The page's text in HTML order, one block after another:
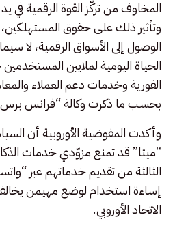
المخاوف من تركّز القوة الرقمية في
وتأثير ذلك على حقوق المستهلكين،
الوصول إلى الأسواق الرقمية، لا
الحياة اليومية لملايين
الفورية وخدمات دعم العملاء
بحسب ما ذكرت وكالة “فرانس
وأكدت المفوضية الأوروبية أن
“ميتا” قد تمنع مزوّدي خدمات
الثالثة من تقديم خدماتهم عبر
إساءة استخدام لوضع مهيمن
الاتحاد الأوروبي.